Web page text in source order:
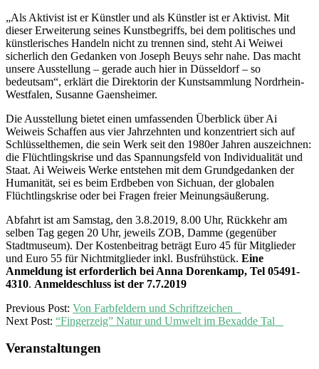
„Als Aktivist ist er Künstler und als Künstler ist er Aktivist. Mit
dieser Erweiterung seines Kunstbegriffs, bei dem politisches und
künstlerisches Handeln nicht zu trennen sind, steht Ai Weiwei
sicherlich den Gedanken von Joseph Beuys sehr nahe. Das macht
unsere Ausstellung – gerade auch hier in Düsseldorf – so
bedeutsam“, erklärt die Direktorin der Kunstsammlung Nordrhein-
Westfalen, Susanne Gaensheimer.
Die Ausstellung bietet einen umfassenden Überblick über Ai
Weiweis Schaffen aus vier Jahrzehnten und konzentriert sich auf
Schlüsselthemen, die sein Werk seit den 1980er Jahren auszeichnen:
die Flüchtlingskrise und das Spannungsfeld von Individualität und
Staat. Ai Weiweis Werke entstehen mit dem Grundgedanken der
Humanität, sei es beim Erdbeben von Sichuan, der globalen
Flüchtlingskrise oder bei Fragen freier Meinungsäußerung.
Abfahrt ist am Samstag, den 3.8.2019, 8.00 Uhr, Rückkehr am
selben Tag gegen 20 Uhr, jeweils ZOB, Damme (gegenüber
Stadtmuseum). Der Kostenbeitrag beträgt Euro 45 für Mitglieder
und Euro 55 für Nichtmitglieder inkl. Busfrühstück. Eine
Anmeldung ist erforderlich bei Anna Dorenkamp, Tel 05491-
4310. Anmeldeschluss ist der 7.7.2019
2019-
06-
Previous Post: Von Farbfeldern und Schriftzeichen
Next Post: “Fingerzeig” Natur und Umwelt im Bexadde Tal
Veranstaltungen